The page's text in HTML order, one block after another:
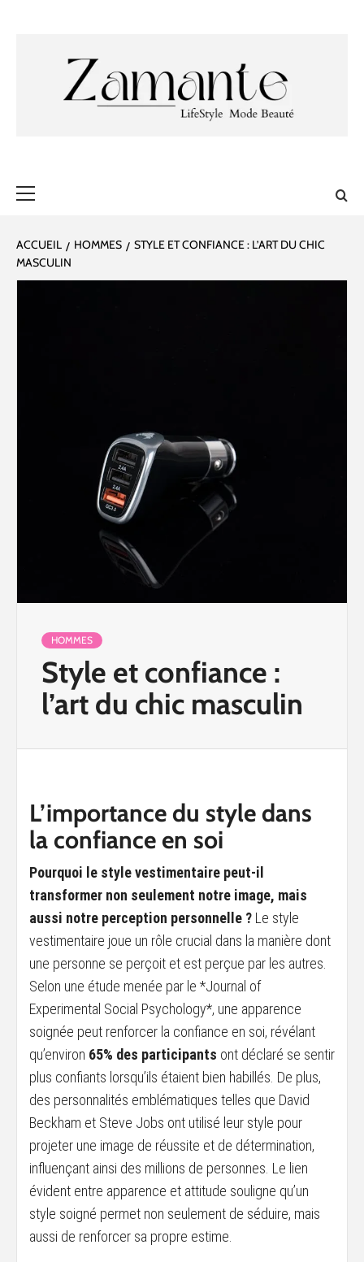
ACCUEIL HOMMES
STYLE ET CONFIANCE : L’ART DU CHIC
MASCULIN
HOMMES
Style et confiance :
l’art du chic masculin
L’importance du style dans
la confiance en soi
Pourquoi le style vestimentaire peut-il
transformer non seulement notre image, mais
aussi notre perception personnelle ? Le style
vestimentaire joue un rôle crucial dans la manière dont
une personne se perçoit et est perçue par les autres.
Selon une étude menée par le *Journal of
Experimental Social Psychology*, une apparence
soignée peut renforcer la confiance en soi, révélant
qu’environ 65% des participants ont déclaré se sentir
plus confiants lorsqu’ils étaient bien habillés. De plus,
des personnalités emblématiques telles que David
Beckham et Steve Jobs ont utilisé leur style pour
projeter une image de réussite et de détermination,
influençant ainsi des millions de personnes. Le lien
évident entre apparence et attitude souligne qu’un
style soigné permet non seulement de séduire, mais
aussi de renforcer sa propre estime.